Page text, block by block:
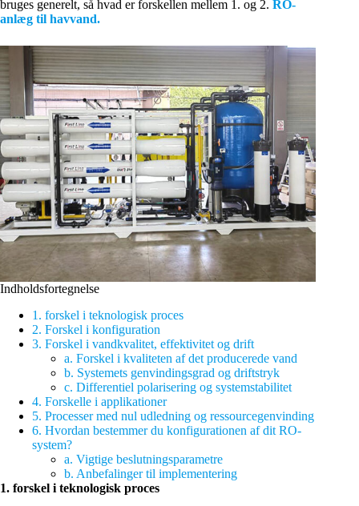
bruges generelt, så hvad er forskellen mellem 1. og 2. RO-
anlæg til havvand.
Indholdsfortegnelse
1. forskel i teknologisk proces
2. Forskel i konfiguration
3. Forskel i vandkvalitet, effektivitet og drift
a. Forskel i kvaliteten af det producerede vand
b. Systemets genvindingsgrad og driftstryk
c. Differentiel polarisering og systemstabilitet
4. Forskelle i applikationer
5. Processer med nul udledning og ressourcegenvinding
6. Hvordan bestemmer du konfigurationen af dit RO-
system?
a. Vigtige beslutningsparametre
b. Anbefalinger til implementering
1. forskel i teknologisk proces